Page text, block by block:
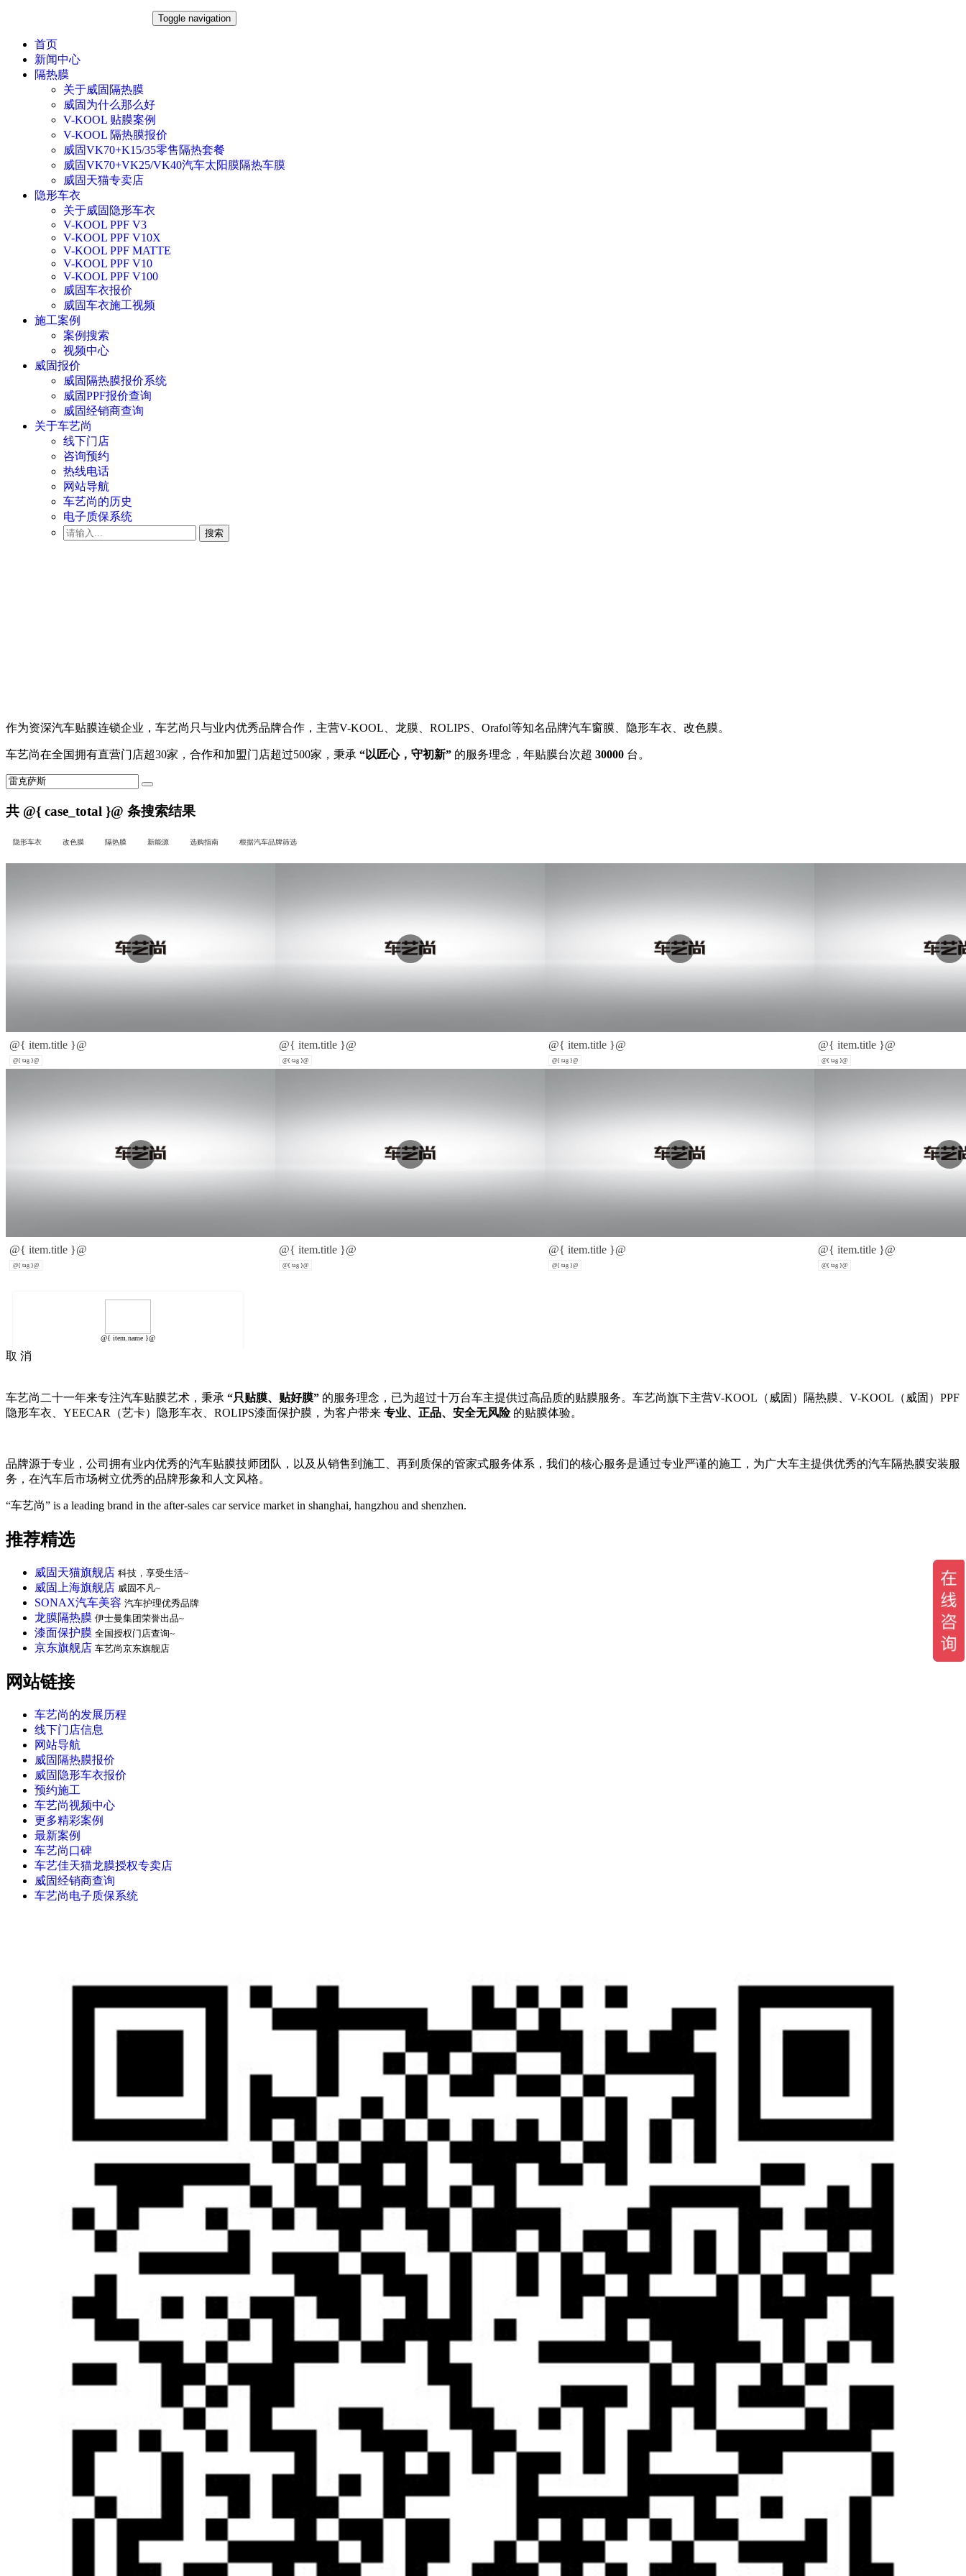
Toggle navigation
首页
新闻中心
隔热膜
关于威固隔热膜
威固为什么那么好
V-KOOL 贴膜案例
V-KOOL 隔热膜报价
威固VK70+K15/35零售隔热套餐
威固VK70+VK25/VK40汽车太阳膜隔热车膜
威固天猫专卖店
隐形车衣
关于威固隐形车衣
V-KOOL PPF V3
V-KOOL PPF V10X
V-KOOL PPF MATTE
V-KOOL PPF V10
V-KOOL PPF V100
威固车衣报价
威固车衣施工视频
施工案例
案例搜索
视频中心
威固报价
威固隔热膜报价系统
威固PPF报价查询
威固经销商查询
关于车艺尚
线下门店
咨询预约
热线电话
网站导航
车艺尚的历史
电子质保系统
搜索
作为资深汽车贴膜连锁企业， 车艺尚 只与业内优秀品牌合作，主营V-KOOL、龙膜、ROLIPS、Orafol等知名品牌汽车窗膜、隐形车衣、改色膜。
车艺尚在全国拥有直营门店超30家，合作和加盟门店超过500家，秉承 “以匠心，守初新” 的服务理念，年贴膜台次超 30000 台。
共 @{ case_total }@ 条搜索结果
隐形车衣 改色膜 隔热膜 新能源 选购指南 根据汽车品牌筛选
@{ item.title }@
@{ tag }@
@{ item.title }@
@{ tag }@
@{ item.title }@
@{ tag }@
@{ item.title }@
@{ tag }@
@{ item.title }@
@{ tag }@
@{ item.title }@
@{ tag }@
@{ item.title }@
@{ tag }@
@{ item.title }@
@{ tag }@
@{ item.name }@
取 消
车艺尚二十一年来专注汽车贴膜艺术，秉承 “只贴膜、贴好膜” 的服务理念，已为超过十万台车主提供过高品质的贴膜服务。车艺尚旗下主营V-KOOL（威固）隔热膜、V-KOOL（威固）PPF
隐形车衣、YEECAR（艺卡）隐形车衣、ROLIPS漆面保护膜，为客户带来 专业、正品、安全无风险的贴膜体验。
品牌源于专业，公司拥有业内优秀的汽车贴膜技师团队，以及从销售到施工、再到质保的管家式服务体系，我们的核心服务是通过专业严谨的施工，为广大车主提供优秀的汽车隔热膜安装服
务，在汽车后市场树立优秀的品牌形象和人文风格。
“车艺尚” is a leading brand in the after-sales car service market in shanghai, hangzhou and shenzhen.
推荐精选
威固天猫旗舰店 科技，享受生活~
威固上海旗舰店 威固不凡~
SONAX汽车美容 汽车护理优秀品牌
龙膜隔热膜 伊士曼集团荣誉出品~
漆面保护膜 全国授权门店查询~
京东旗舰店 车艺尚京东旗舰店
网站链接
车艺尚的发展历程
线下门店信息
网站导航
威固隔热膜报价
威固隐形车衣报价
预约施工
车艺尚视频中心
更多精彩案例
最新案例
车艺尚口碑
车艺佳天猫龙膜授权专卖店
威固经销商查询
车艺尚电子质保系统